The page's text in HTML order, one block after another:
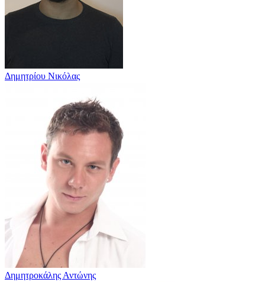
Δημητρίου Νικόλας
Δημητροκάλης Αντώνης